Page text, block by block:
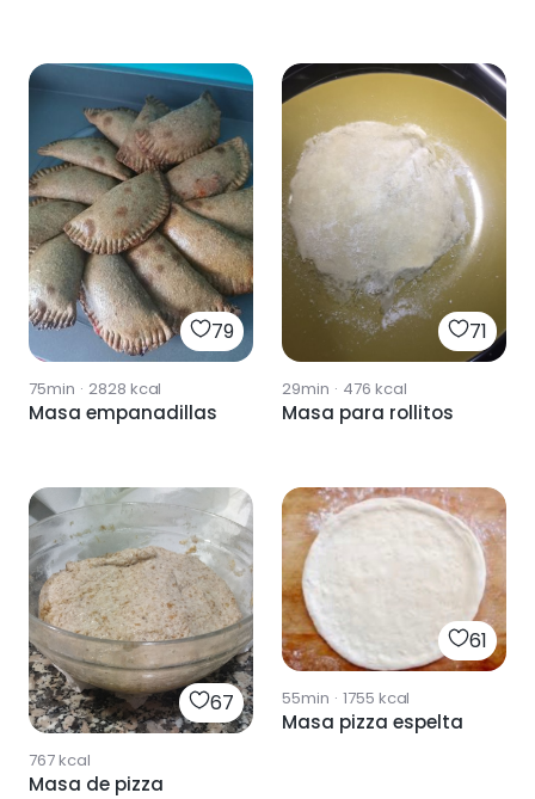
79
75min · 2828 kcal
Masa empanadillas
71
29min · 476 kcal
Masa para rollitos
67
767kcal
Masa de pizza
61
55min · 1755 kcal
Masa pizza espelta